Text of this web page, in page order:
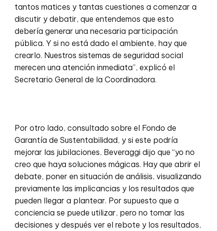
tantos matices y tantas cuestiones a comenzar a
discutir y debatir, que entendemos que esto
debería generar una necesaria participación
pública. Y si no está dado el ambiente, hay que
crearlo. Nuestros sistemas de seguridad social
merecen una atención inmediata”, explicó el
Secretario General de la Coordinadora.
Por otro lado, consultado sobre el Fondo de
Garantía de Sustentabilidad, y si este podría
mejorar las jubilaciones, Beveraggi dijo que “yo no
creo que haya soluciones mágicas. Hay que abrir el
debate, poner en situación de análisis, visualizando
previamente las implicancias y los resultados que
pueden llegar a plantear. Por supuesto que a
conciencia se puede utilizar, pero no tomar las
decisiones y después ver el rebote y los resultados,